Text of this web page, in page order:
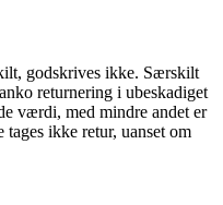
godskrives ikke. Særskilt
returnering i ubeskadiget
værdi, med mindre andet er
ikke retur, uanset om